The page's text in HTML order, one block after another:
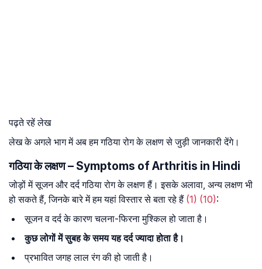
पढ़ते रहें लेख
लेख के अगले भाग में अब हम गठिया रोग के लक्षण से जुड़ी जानकारी देंगे।
गठिया के लक्षण – Symptoms of Arthritis in Hindi
जोड़ों में सूजन और दर्द गठिया रोग के लक्षण हैं। इसके अलावा, अन्य लक्षण भी
हो सकते हैं, जिनके बारे में हम यहां विस्तार से बता रहे हैं (1) (10):
सूजन व दर्द के कारण चलना-फिरना मुश्किल हो जाता है।
कुछ लोगों में सुबह के समय यह दर्द ज्यादा होता है।
प्रभावित जगह लाल रंग की हो जाती है।